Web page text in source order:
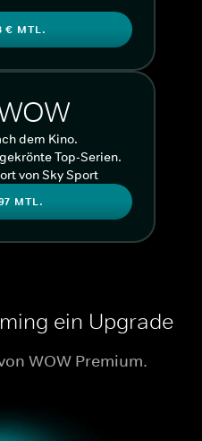
€ MTL.
dem Kino.
Top-Serien.
von Sky Sport
MTL.
ein Upgrade
WOW Premium.